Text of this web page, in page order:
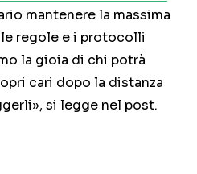
mantenere la massima
regole e i protocolli
la gioia di chi potrà
cari dopo la distanza
si legge nel post.